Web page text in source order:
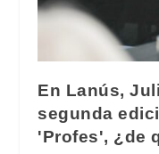
En Lanús,
segunda
'Profes', ¿de